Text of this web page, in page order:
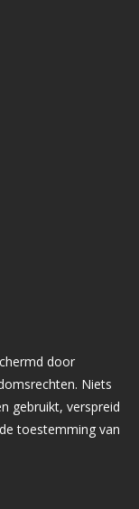
door
Niets
gebruikt, verspreid
toestemming van